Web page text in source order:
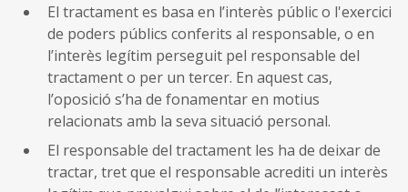
El tractament es basa en l’interès públic o l'exercici
de poders públics conferits al responsable, o en
l’interès legítim perseguit pel responsable del
tractament o per un tercer. En aquest cas,
l’oposició s’ha de fonamentar en motius
relacionats amb la seva situació personal.
El responsable del tractament les ha de deixar de
tractar, tret que el responsable acrediti un interès